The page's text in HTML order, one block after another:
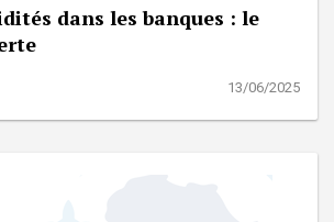
dans les banques : le
13/06/2025